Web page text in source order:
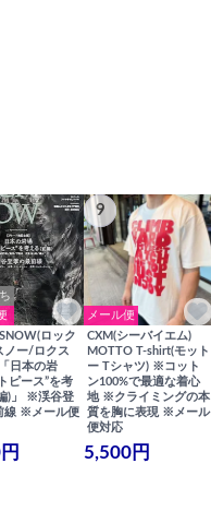
ロック
ノー/ロクス
日本の岩
ピース”を考
)」 ※渓谷登
線 ※メール便
9
メール便
CXM(シーバイエム)
MOTTO T-shirt(モット
ー Tシャツ) ※コット
ン100%で最適な着心
地 ※クライミングの本
質を胸に表現 ※メール
便対応
5,500円